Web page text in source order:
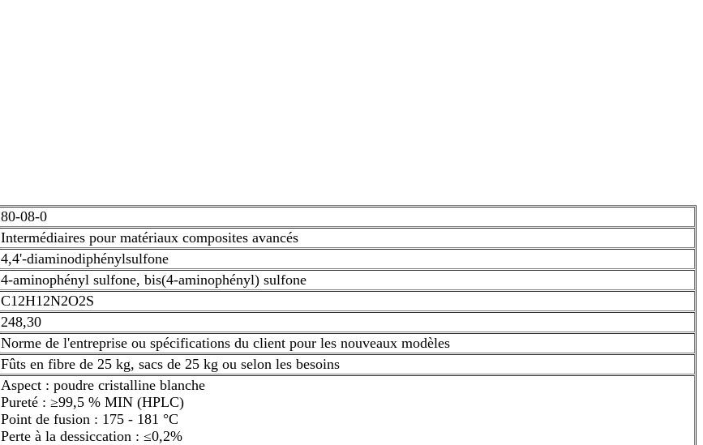
80-08-0
Intermédiaires pour matériaux composites avancés
4,4'-diaminodiphénylsulfone
4-aminophényl sulfone, bis(4-aminophényl) sulfone
C12H12N2O2S
248,30
Norme de l'entreprise ou spécifications du client pour les nouveaux modèles
Fûts en fibre de 25 kg, sacs de 25 kg ou selon les besoins
Aspect : poudre cristalline blanche
Pureté : ≥99,5 % MIN (HPLC)
Point de fusion : 175 - 181 °C
Perte à la dessiccation : ≤0,2%